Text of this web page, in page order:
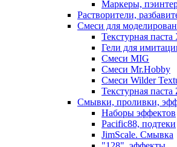
Маркеры,
Растворители,
Смеси для
Текстурная
Гели для
Смеси MIG
Смеси Mr.Hobby
Смеси Wilder
Текстурная паста
Смывки, проливки,
Наборы эффектов
Pacific88, подтеки
JimScale. Смывка